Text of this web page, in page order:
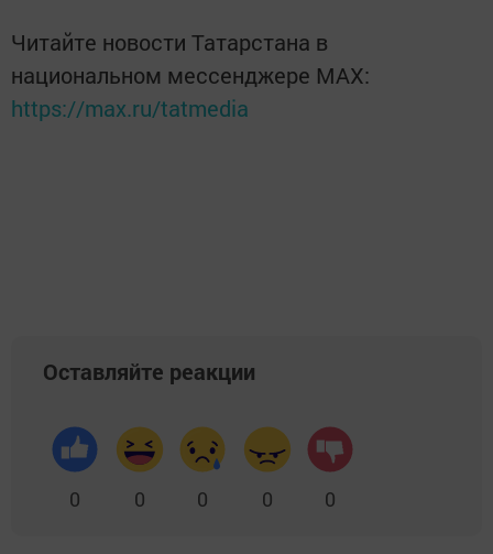
Читайте новости Татарстана в
национальном мессенджере MАХ:
https://max.ru/tatmedia
Оставляйте реакции
0 0 0 0 0